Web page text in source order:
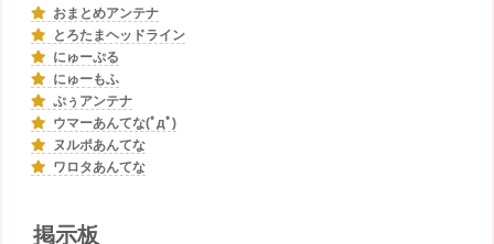
おまとめアンテナ
とろたまヘッドライン
にゅーぷる
にゅーもふ
ぷぅアンテナ
ウマーあんてな(ﾟдﾟ)
ヌルポあんてな
ワロタあんてな
掲示板